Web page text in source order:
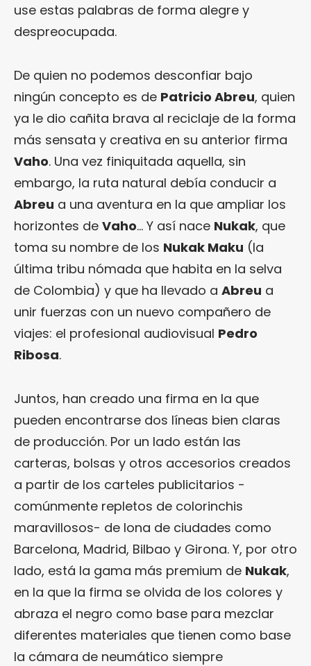
use estas palabras de forma alegre y
despreocupada.
De quien no podemos desconfiar bajo
ningún concepto es de Patricio Abreu, quien
ya le dio cañita brava al reciclaje de la forma
más sensata y creativa en su anterior firma
Vaho. Una vez finiquitada aquella, sin
embargo, la ruta natural debía conducir a
Abreu a una aventura en la que ampliar los
horizontes de Vaho… Y así nace Nukak, que
toma su nombre de los Nukak Maku (la
última tribu nómada que habita en la selva
de Colombia) y que ha llevado a Abreu a
unir fuerzas con un nuevo compañero de
viajes: el profesional audiovisual Pedro
Ribosa.
Juntos, han creado una firma en la que
pueden encontrarse dos líneas bien claras
de producción. Por un lado están las
carteras, bolsas y otros accesorios creados
a partir de los carteles publicitarios -
comúnmente repletos de colorinchis
maravillosos- de lona de ciudades como
Barcelona, Madrid, Bilbao y Girona. Y, por otro
lado, está la gama más premium de Nukak,
en la que la firma se olvida de los colores y
abraza el negro como base para mezclar
diferentes materiales que tienen como base
la cámara de neumático siempre